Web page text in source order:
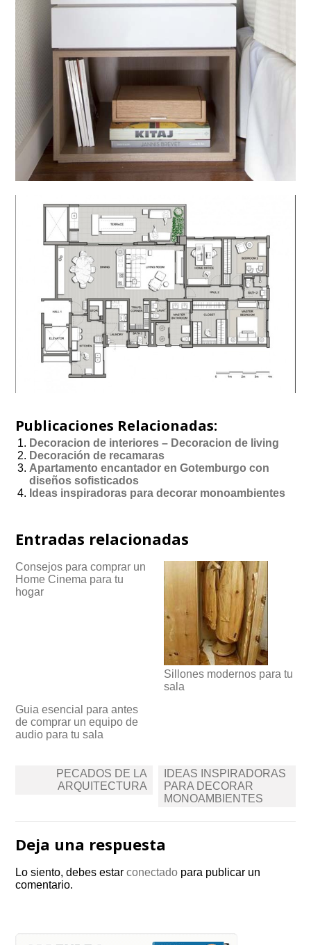
Publicaciones Relacionadas:
Decoracion de interiores – Decoracion de living
Decoración de recamaras
Apartamento encantador en Gotemburgo con
diseños sofisticados
Ideas inspiradoras para decorar monoambientes
Entradas relacionadas
Consejos para comprar un
Home Cinema para tu
hogar
Sillones modernos para tu
sala
Guia esencial para antes
de comprar un equipo de
audio para tu sala
Navegación
PECADOS DE LA
ARQUITECTURA
IDEAS INSPIRADORAS
PARA DECORAR
MONOAMBIENTES
Deja una respuesta
Lo siento, debes estarconectado para publicar un
comentario.